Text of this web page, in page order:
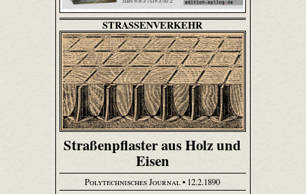
STRASSENVERKEHR
Straßenpflaster aus Holz und
Eisen
Polytechnisches Journal• 12.2.1890